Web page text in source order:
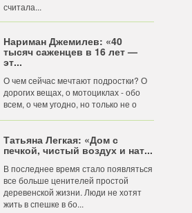
считала...
Нариман Джемилев: «40
тысяч саженцев в 16 лет —
эт...
О чем сейчас мечтают подростки? О
дорогих вещах, о мотоциклах - обо
всем, о чем угодно, но только не о
Татьяна Легкая: «Дом с
печкой, чистый воздух и нат...
В последнее время стало появляться
все больше ценителей простой
деревенской жизни. Люди не хотят
жить в спешке в бо...